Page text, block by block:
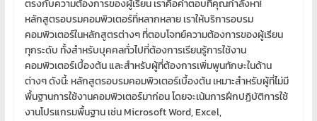
ตรงกับความต้องการของผู้เรียน เราคือคำตอบที่คุณกำลังหา!
หลักสูตรอบรมคอมพิวเตอร์ที่หลากหลาย เราให้บริการอบรม
คอมพิวเตอร์ในหลักสูตรต่างๆ ที่ตอบโจทย์ความต้องการของผู้เรียน
ทุกระดับ ทั้งสำหรับบุคคลทั่วไปที่ต้องการเรียนรู้การใช้งาน
คอมพิวเตอร์เบื้องต้น และสำหรับผู้ที่ต้องการเพิ่มพูนทักษะในด้าน
ต่างๆ ดังนี้: หลักสูตรอบรมคอมพิวเตอร์เบื้องต้น เหมาะสำหรับผู้ที่ไม่มี
พื้นฐานการใช้งานคอมพิวเตอร์มาก่อน โดยจะเน้นการฝึกปฏิบัติการใช้
งานโปรแกรมพื้นฐาน เช่น Microsoft Word, Excel,